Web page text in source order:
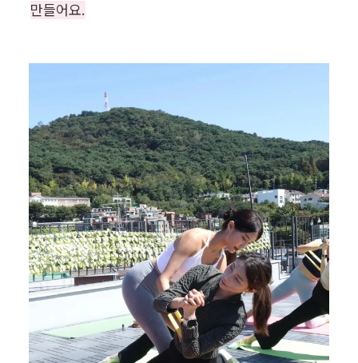
만들어요.